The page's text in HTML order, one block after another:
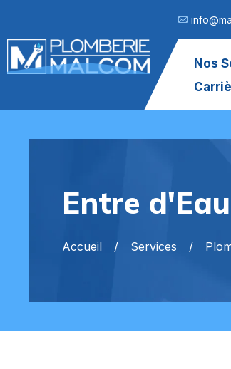
Nos
Entre
Accueil Services